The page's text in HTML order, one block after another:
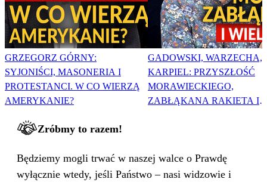
GRZEGORZ GÓRNY:
SYJONIŚCI, MASONERIA I
PROTESTANCI. W CO WIERZĄ
AMERYKANIE?
GADOWSKI, WARZECHA,
KARPIEL: PRZYSZŁOŚĆ
MORAWIECKIEGO,
ZABŁĄKANA RAKIETA I
Zróbmy to razem!
Będziemy mogli trwać w naszej walce o Prawdę
wyłącznie wtedy, jeśli Państwo – nasi widzowie i